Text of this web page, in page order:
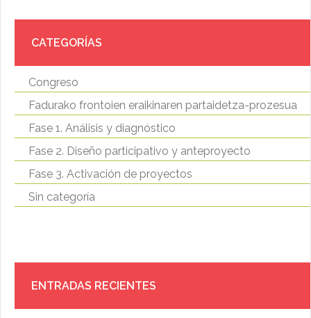
CATEGORÍAS
Congreso
Fadurako frontoien eraikinaren partaidetza-prozesua
Fase 1. Análisis y diagnóstico
Fase 2. Diseño participativo y anteproyecto
Fase 3. Activación de proyectos
Sin categoría
ENTRADAS RECIENTES